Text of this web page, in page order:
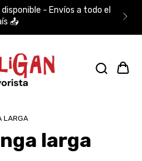
- Envíos a todo el
📤
LARGA
larga